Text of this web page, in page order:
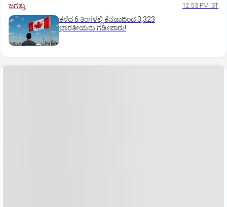
ಜಗತ್ತು 12:53 PM IST
ಕಳೆದ 6 ತಿಂಗಳಲ್ಲಿ ಕೆನಡಾದಿಂದ 3,323
ಭಾರತೀಯರು ಗಡೀಪಾರು!